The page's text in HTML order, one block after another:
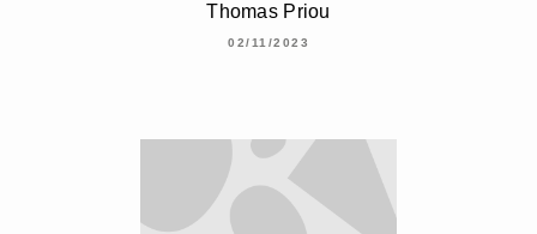
Thomas Priou
02/11/2023